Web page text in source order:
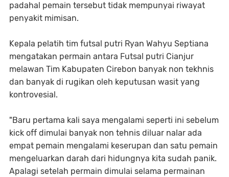
padahal pemain tersebut tidak mempunyai riwayat
penyakit mimisan.
Kepala pelatih tim futsal putri Ryan Wahyu Septiana
mengatakan permain antara Futsal putri Cianjur
melawan Tim Kabupaten Cirebon banyak non tekhnis
dan banyak di rugikan oleh keputusan wasit yang
kontrovesial.
"Baru pertama kali saya mengalami seperti ini sebelum
kick off dimulai banyak non tehnis diluar nalar ada
empat pemain mengalami keserupan dan satu pemain
mengeluarkan darah dari hidungnya kita sudah panik.
Apalagi setelah permain dimulai selama permainan